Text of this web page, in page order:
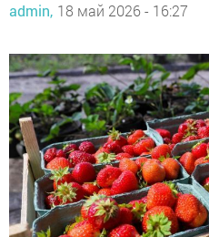
admin, 18 май 2026 - 16:27